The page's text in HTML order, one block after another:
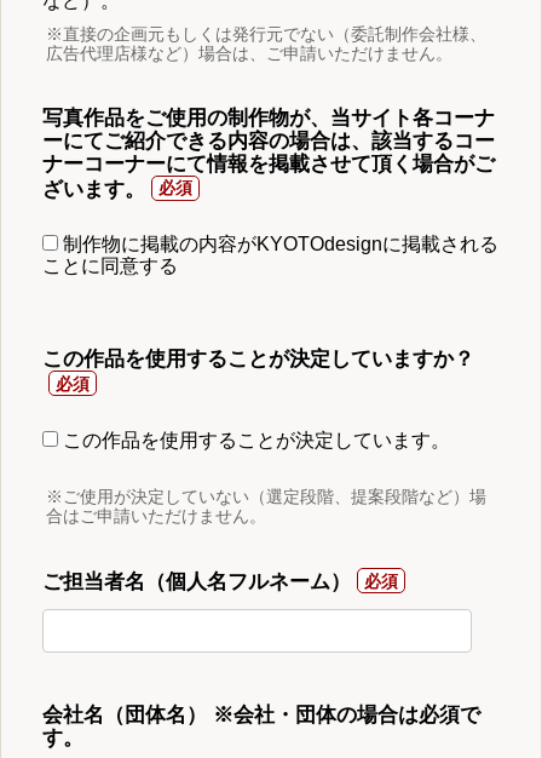
※直接の企画元もしくは発行元でない（委託制作会社様、
広告代理店様など）場合は、ご申請いただけません。
写真作品をご使用の制作物が、当サイト各コーナ
ーにてご紹介できる内容の場合は、該当するコー
ナーコーナーにて情報を掲載させて頂く場合がご
ざいます。
制作物に掲載の内容がKYOTOdesignに掲載される
ことに同意する
この作品を使用することが決定していますか？
この作品を使用することが決定しています。
※ご使用が決定していない（選定段階、提案段階など）場
合はご申請いただけません。
ご担当者名（個人名フルネーム）
会社名（団体名） ※会社・団体の場合は必須で
す。